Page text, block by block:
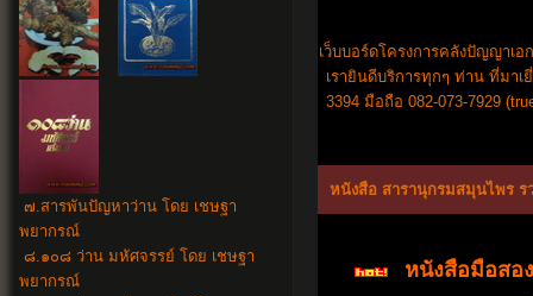
๗.สารพันปัญหาว่าน โดย เชษฐา
พยากรณ์
๘.๑๐๘ ว่าน มหัศจรรย์ โดย เชษฐา
พยากรณ์
เว็บบอร์ดโครงการคลังปัญญาเ
เรายินดีบริการทุกๆ ท่าน ที่มา
3394 มือถือ 082-073-7929
หนังสือ สารานุกรมสมุนไพร
หนังสือมือสอง